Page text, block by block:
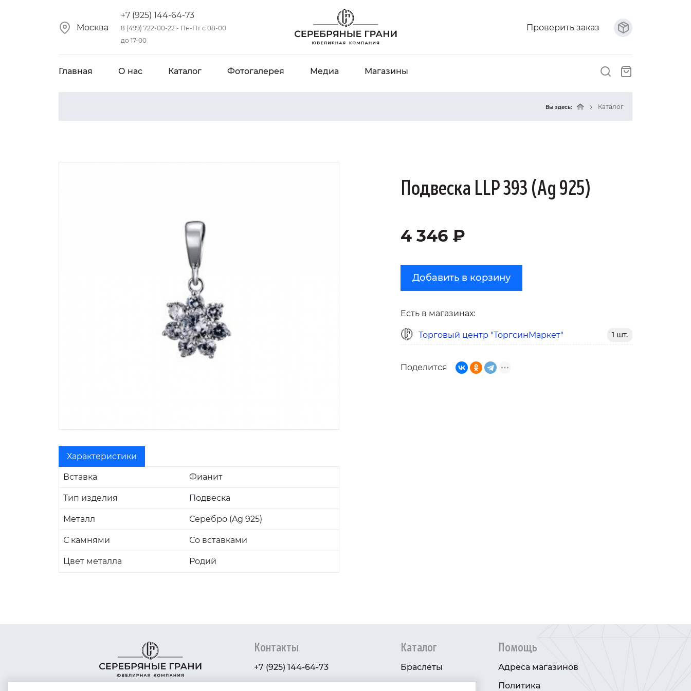
Москва
+7 (925) 144-64-73
8 (499) 722-00-22 - Пн-Пт с 08-00
до 17-00
Проверить заказ
Главная О нас Каталог Фотогалерея Медиа Магазины
Вы здесь: Каталог
Характеристики
Вставка Фианит
Тип изделия Подвеска
Металл Серебро (Ag 925)
С камнями Со вставками
Цвет металла Родий
Подвеска LLP 393 (Ag 925)
4 346 ₽
Добавить в корзину
Есть в магазинах:
Торговый центр "ТоргсинМаркет" 1 шт.
Поделится
Контакты
+7 (925) 144-64-73
Каталог
Браслеты
Помощь
Адреса магазинов
Политика